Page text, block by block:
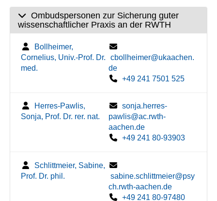
Ombudspersonen zur Sicherung guter
wissenschaftlicher Praxis an der RWTH
Bollheimer,
Cornelius, Univ.-Prof. Dr.
med.
cbollheimer@ukaachen.
de
+49 241 7501 525
Herres-Pawlis,
Sonja, Prof. Dr. rer. nat.
sonja.herres-
pawlis@ac.rwth-
aachen.de
+49 241 80-93903
Schlittmeier, Sabine,
Prof. Dr. phil.
sabine.schlittmeier@psy
ch.rwth-aachen.de
+49 241 80-97480